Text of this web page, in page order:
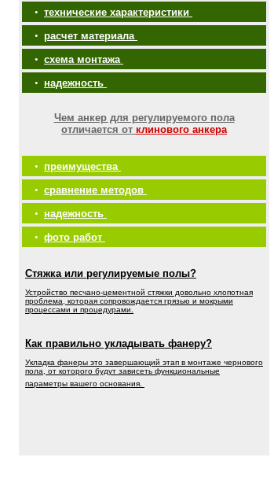
• технические характеристики
• расчет материала
• схема монтажа
• надежность
Чем анкер для регулируемого пола
отличается от клинового анкера
• преимущества
• сравнение методов
• надежность
• фото работ
Стяжка или регулируемые полы?
Устройство песчано-цементной стяжки довольно хлопотная
проблема, которая сопровождается грязью и мокрыми
процессами и процедурами.
Как правильно укладывать фанеру?
Укладка фанеры это завершающий этап в монтаже чернового
пола, от которого будут зависеть функциональные
параметры вашего основания.